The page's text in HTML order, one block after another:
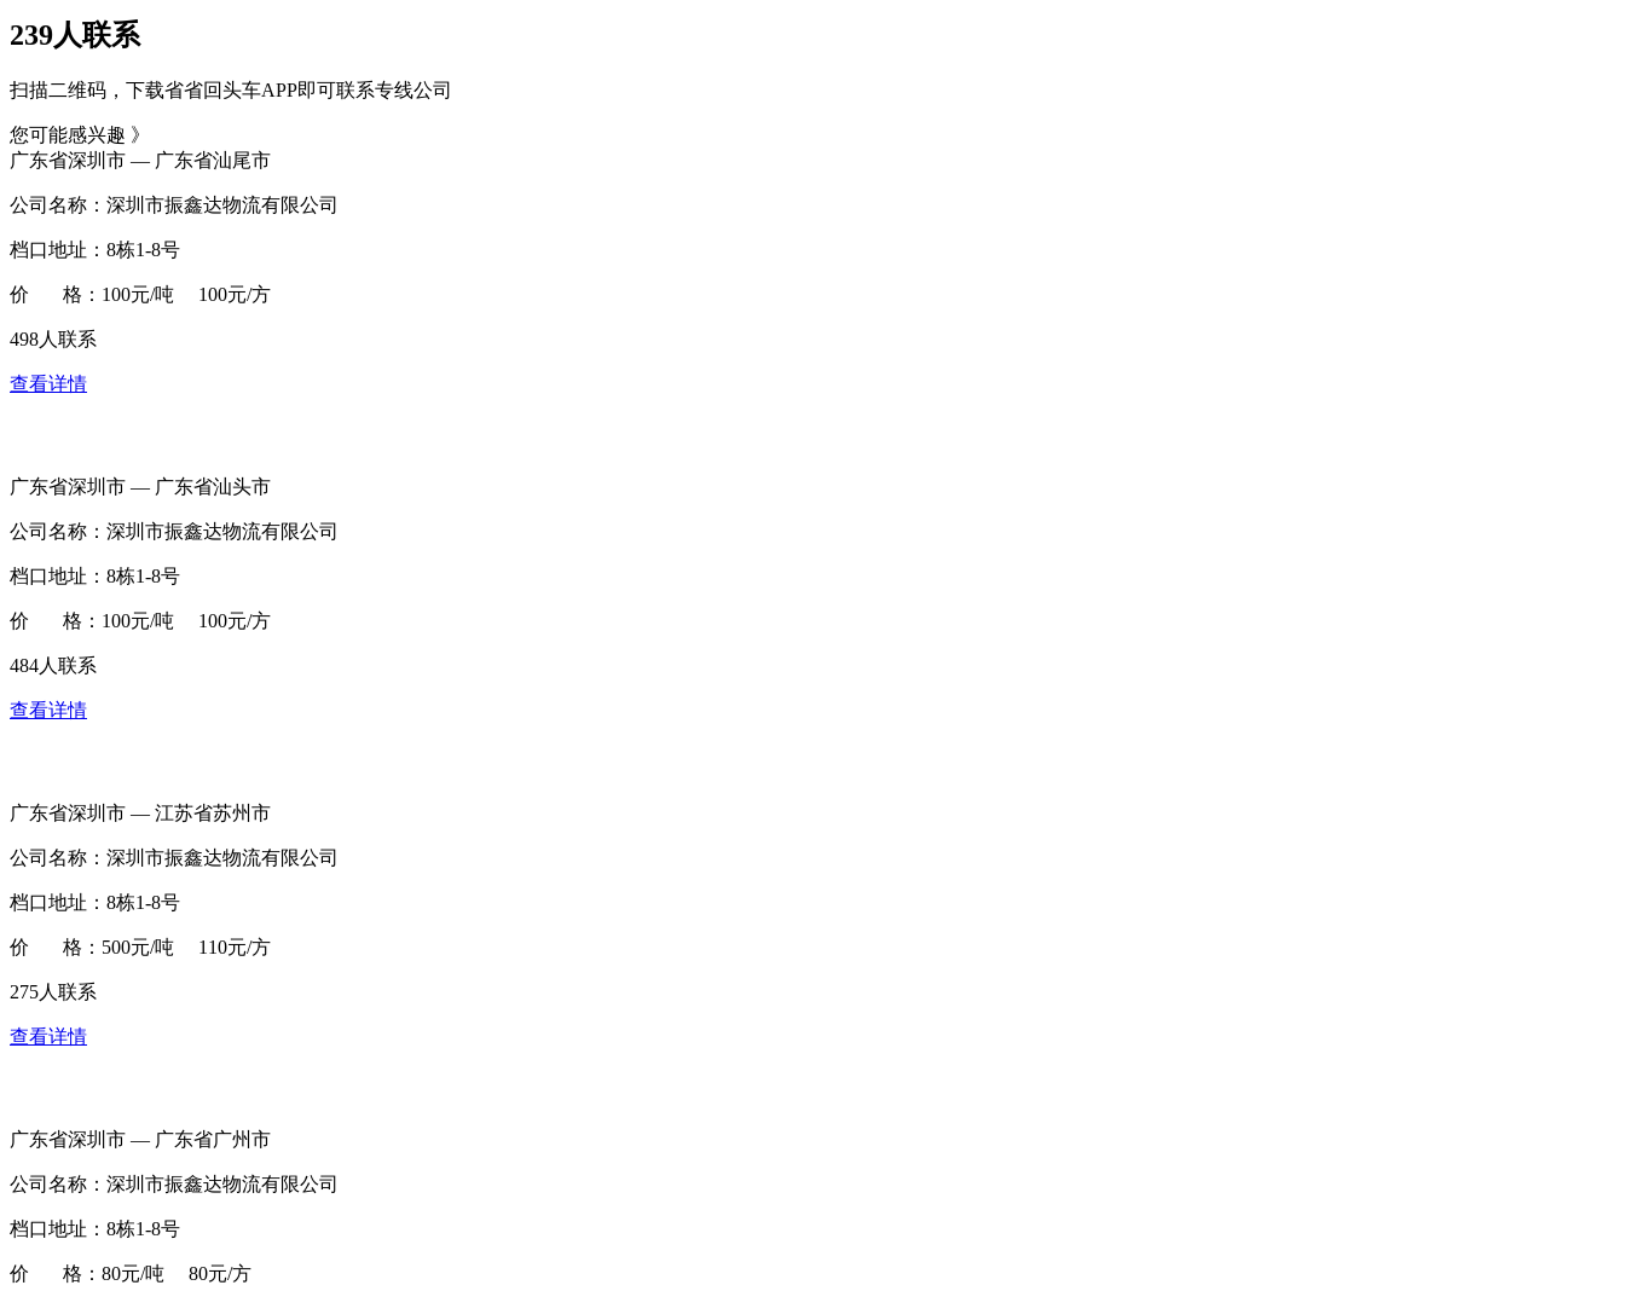
239人联系
扫描二维码，下载省省回头车APP即可联系专线公司
您可能感兴趣 》
广东省深圳市 — 广东省汕尾市
公司名称：深圳市振鑫达物流有限公司
档口地址：8栋1-8号
价 格：100元/吨 100元/方
498人联系
查看详情
广东省深圳市 — 广东省汕头市
公司名称：深圳市振鑫达物流有限公司
档口地址：8栋1-8号
价 格：100元/吨 100元/方
484人联系
查看详情
广东省深圳市 — 江苏省苏州市
公司名称：深圳市振鑫达物流有限公司
档口地址：8栋1-8号
价 格：500元/吨 110元/方
275人联系
查看详情
广东省深圳市 — 广东省广州市
公司名称：深圳市振鑫达物流有限公司
档口地址：8栋1-8号
价 格：80元/吨 80元/方